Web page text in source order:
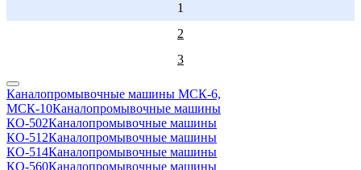
1
2
3
Каналопромывочные машины МСК-6,
МСК-10Каналопромывочные машины
КО-502Каналопромывочные машины
КО-512Каналопромывочные машины
КО-514Каналопромывочные машины
КО-560Каналопромывочные машины